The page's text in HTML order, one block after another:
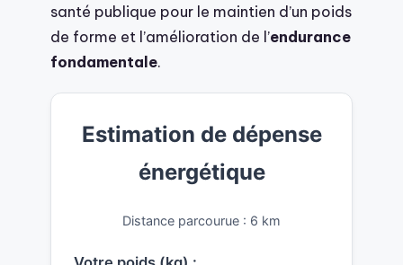
santé publique pour le maintien d’un poids
de forme et l’amélioration de l’endurance
fondamentale.
Estimation de dépense
énergétique
Distance parcourue : 6 km